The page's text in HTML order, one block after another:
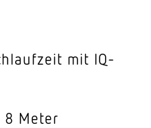
mit IQ-
8 Meter